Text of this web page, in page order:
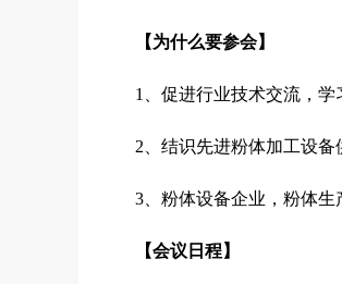
【为什么要参会】
1、促进行业技术交流，学
2、结识先进粉体加工设备
3、粉体设备企业，粉体生
【会议日程】